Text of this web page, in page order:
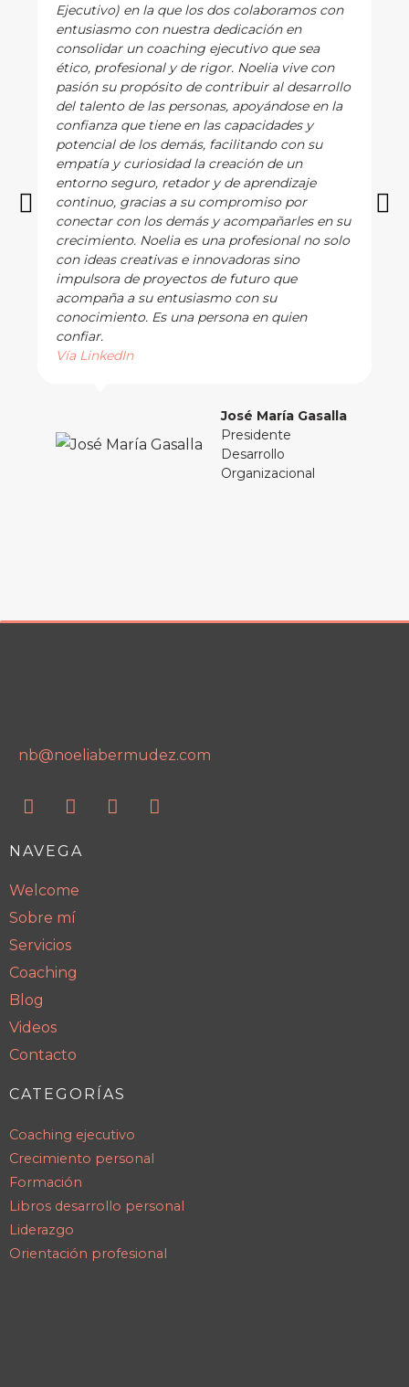
Ejecutivo) en la que los dos colaboramos con
entusiasmo con nuestra dedicación en
consolidar un coaching ejecutivo que sea
ético, profesional y de rigor. Noelia vive con
pasión su propósito de contribuir al desarrollo
del talento de las personas, apoyándose en la
confianza que tiene en las capacidades y
potencial de los demás, facilitando con su
empatía y curiosidad la creación de un
entorno seguro, retador y de aprendizaje
continuo, gracias a su compromiso por
conectar con los demás y acompañarles en su
crecimiento. Noelia es una profesional no solo
con ideas creativas e innovadoras sino
impulsora de proyectos de futuro que
acompaña a su entusiasmo con su
conocimiento. Es una persona en quien
confiar.
Vía LinkedIn
José María Gasalla
Presidente
Desarrollo
Organizacional
nb@noeliabermudez.com
NAVEGA
Welcome
Sobre mí
Servicios
Coaching
Blog
Videos
Contacto
CATEGORÍAS
Coaching ejecutivo
Crecimiento personal
Formación
Libros desarrollo personal
Liderazgo
Orientación profesional